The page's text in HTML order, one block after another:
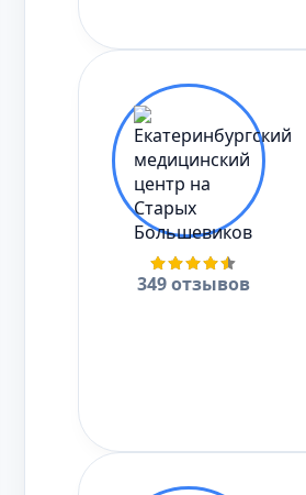
349 отзывов